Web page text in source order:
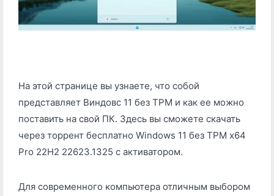
На этой странице вы узнаете, что собой
представляет Виндовс 11 без TPM и как ее можно
поставить на свой ПК. Здесь вы сможете скачать
через торрент бесплатно Windows 11 без TPM x64
Pro 22H2 22623.1325 с активатором.
Для современного компьютера отличным выбором